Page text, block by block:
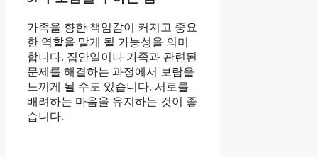
가족을 향한 책임감이 커지고 중요
한 역할을 맡게 될 가능성을 의미
합니다. 집안일이나 가족과 관련된
문제를 해결하는 과정에서 보람을
느끼게 될 수도 있습니다. 서로를
배려하는 마음을 유지하는 것이 좋
습니다.